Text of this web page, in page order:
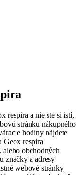
respira a nie ste si istí,
stránku nákupného
hodiny nájdete
Geox respira
alebo obchodných
značky a adresy
webové stránky,